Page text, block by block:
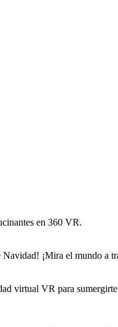
en 360 VR.
¡Mira el mundo a
virtual VR para